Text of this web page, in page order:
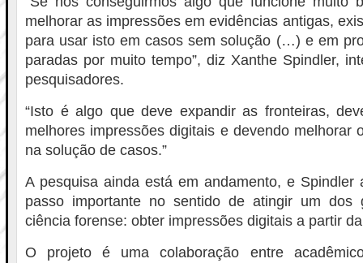
melhorar as impressões em evidências antigas,
para usar isto em casos sem solução (…) e em
paradas por muito tempo”, diz Xanthe Spindler,
pesquisadores.
“Isto é algo que deve expandir as fronteiras,
melhores impressões digitais e devendo melhorar
na solução de casos.”
A pesquisa ainda está em andamento, e Spindler
passo importante no sentido de atingir um dos
ciência forense: obter impressões digitais a partir
O projeto é uma colaboração entre